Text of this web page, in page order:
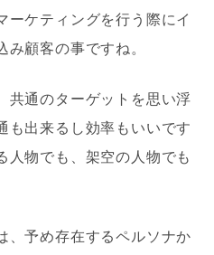
ーケティングを行う際にイ
み顧客の事ですね。
共通のターゲットを思い浮
も出来るし効率もいいです
人物でも、架空の人物でも
、予め存在するペルソナか